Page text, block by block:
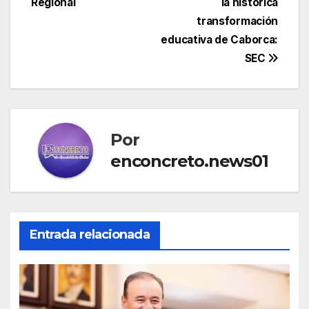
transformación
educativa de Caborca:
SEC
Por
enconcreto.news01
Entrada relacionada